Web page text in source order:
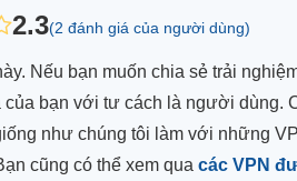
2.3(2 đánh giá của người dùng)
Nếu bạn muốn chia sẻ trải
bạn với tư cách là người dùng.
như chúng tôi làm với những
cũng có thể xem qua các VPN